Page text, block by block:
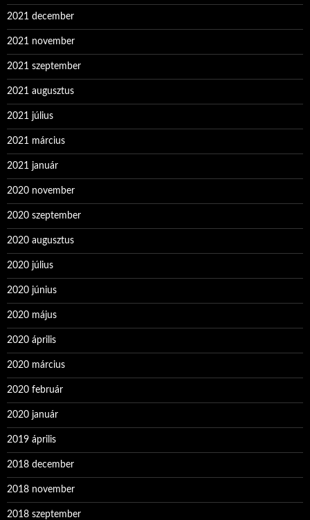
2021 december
2021 november
2021 szeptember
2021 augusztus
2021 július
2021 március
2021 január
2020 november
2020 szeptember
2020 augusztus
2020 július
2020 június
2020 május
2020 április
2020 március
2020 február
2020 január
2019 április
2018 december
2018 november
2018 szeptember